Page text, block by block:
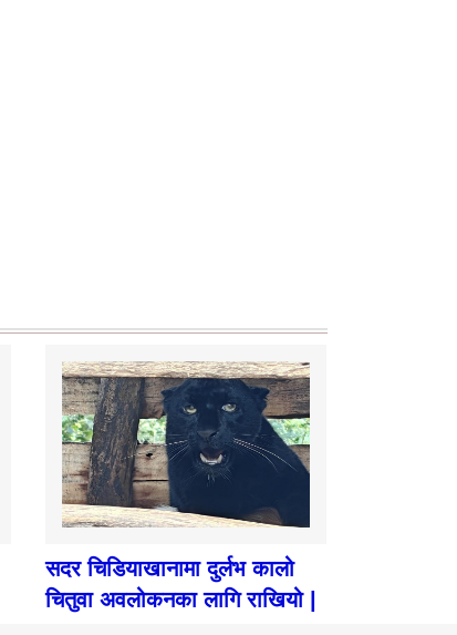
सदर चिडियाखानामा दुर्लभ कालो
चितुवा अवलोकनका लागि राखियो |